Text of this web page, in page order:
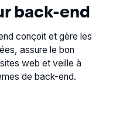
back-end
conçoit et gère les
assure le bon
web et veille à
de back-end.